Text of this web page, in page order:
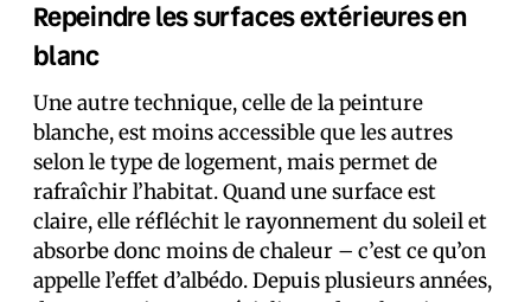
Repeindre les surfaces extérieures en
blanc
Une autre technique, celle de la peinture
blanche, est moins accessible que les autres
selon le type de logement, mais permet de
rafraîchir l’habitat. Quand une surface est
claire, elle réfléchit le rayonnement du soleil et
absorbe donc moins de chaleur – c’est ce qu’on
appelle l’effet d’albédo. Depuis plusieurs années,